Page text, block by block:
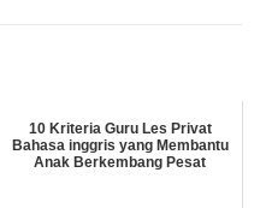
10 Kriteria Guru Les Privat
Bahasa inggris yang Membantu
Anak Berkembang Pesat